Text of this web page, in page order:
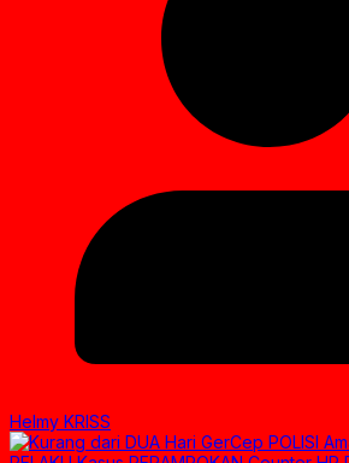
Helmy KRISS